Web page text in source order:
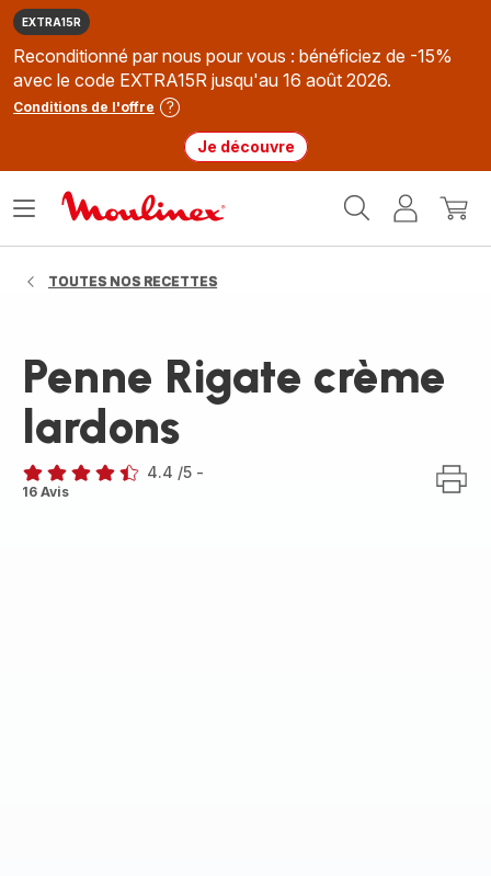
EXTRA15R
Reconditionné par nous pour vous : bénéficiez de -15%
avec le code EXTRA15R jusqu'au 16 août 2026.
Conditions de l'offre
Je découvre
MonMon
Ouvrir
TOUTES NOS RECETTES
Penne Rigate crème
lardons
ratings.4.4
4.4 /5 -
16 Avis